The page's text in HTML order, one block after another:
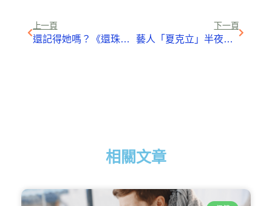
上一頁
還記得她嗎？《還珠格格》里的皇后，沒想到她現在竟然「變這樣」，網友都傻眼了！
下一頁
藝人「夏克立」半夜突然呼吸困難，送醫後竟在急診室「等了15小時」！
相關文章